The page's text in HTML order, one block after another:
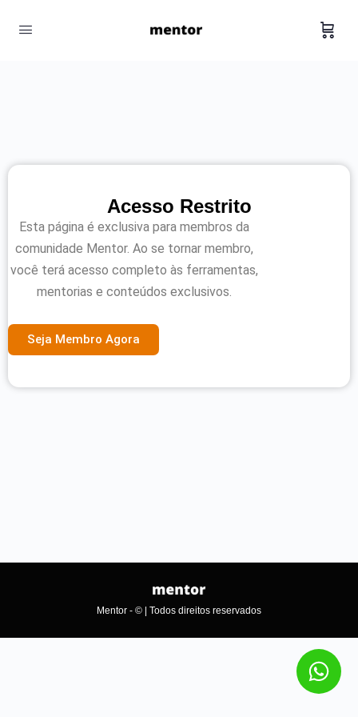
Acesso Restrito
Esta página é exclusiva para membros da
comunidade Mentor. Ao se tornar membro,
você terá acesso completo às ferramentas,
mentorias e conteúdos exclusivos.
Seja Membro Agora
Mentor - © | Todos direitos reservados